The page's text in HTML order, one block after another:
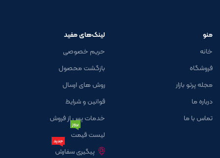
منو
خانه
فروشگاه
مجله پرتو بازار
درباره ما
تماس با ما
لینک‌های مفید
حریم خصوصی
بازگشت محصول
روش های ارسال
قوانین و شرایط
خدمات پس از فروش
لیست قیمت
بروز
پیگیری سفارش
جدید